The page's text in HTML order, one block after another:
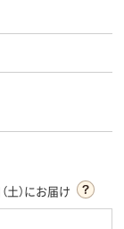
土）にお届け